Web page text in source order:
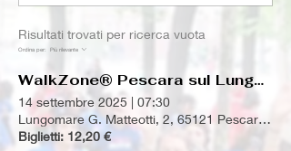
Risultati trovati per ricerca vuota
Ordina per: Più rilevante
WalkZone® Pescara sul Lungomare
14 settembre 2025 | 07:30
Lungomare G. Matteotti, 2, 65121 Pescara PE,
Biglietti: 12,20 €